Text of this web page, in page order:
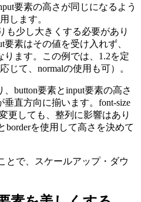
要素の高さが同じになるよう
します。
も少し大きくする必要があり
要素はその値を受け入れず、
ます。この例では、 1.2を定
じて、 normalの使用も可）。
button要素とinput要素の高さ
直方向に揃います。 font-size
更しても、整列に影響はあり
borderを使用して高さを決めて
とで、スケールアップ・ダウ